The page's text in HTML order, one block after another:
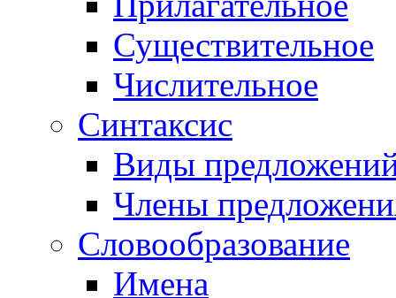
Существительное
Числительное
Синтаксис
Виды
Члены
Словообразование
Имена